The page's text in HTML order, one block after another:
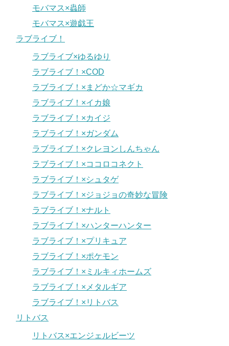
モバマス×蟲師
モバマス×遊戯王
ラブライブ！
ラブライブ×ゆるゆり
ラブライブ！×COD
ラブライブ！×まどか☆マギカ
ラブライブ！×イカ娘
ラブライブ！×カイジ
ラブライブ！×ガンダム
ラブライブ！×クレヨンしんちゃん
ラブライブ！×ココロコネクト
ラブライブ！×シュタゲ
ラブライブ！×ジョジョの奇妙な冒険
ラブライブ！×ナルト
ラブライブ！×ハンターハンター
ラブライブ！×プリキュア
ラブライブ！×ポケモン
ラブライブ！×ミルキィホームズ
ラブライブ！×メタルギア
ラブライブ！×リトバス
リトバス
リトバス×エンジェルビーツ